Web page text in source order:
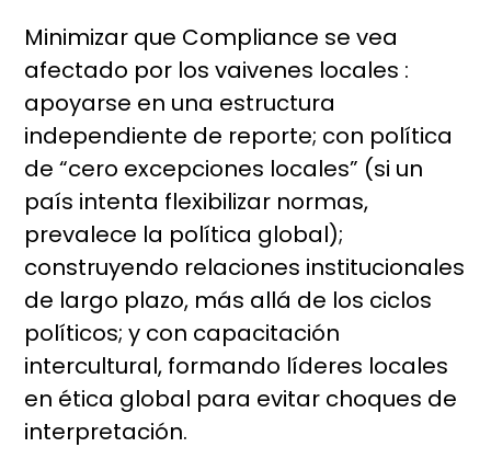
Minimizar que Compliance se vea
afectado por los vaivenes locales :
apoyarse en una estructura
independiente de reporte; con política
de “cero excepciones locales” (si un
país intenta flexibilizar normas,
prevalece la política global);
construyendo relaciones institucionales
de largo plazo, más allá de los ciclos
políticos; y con capacitación
intercultural, formando líderes locales
en ética global para evitar choques de
interpretación.